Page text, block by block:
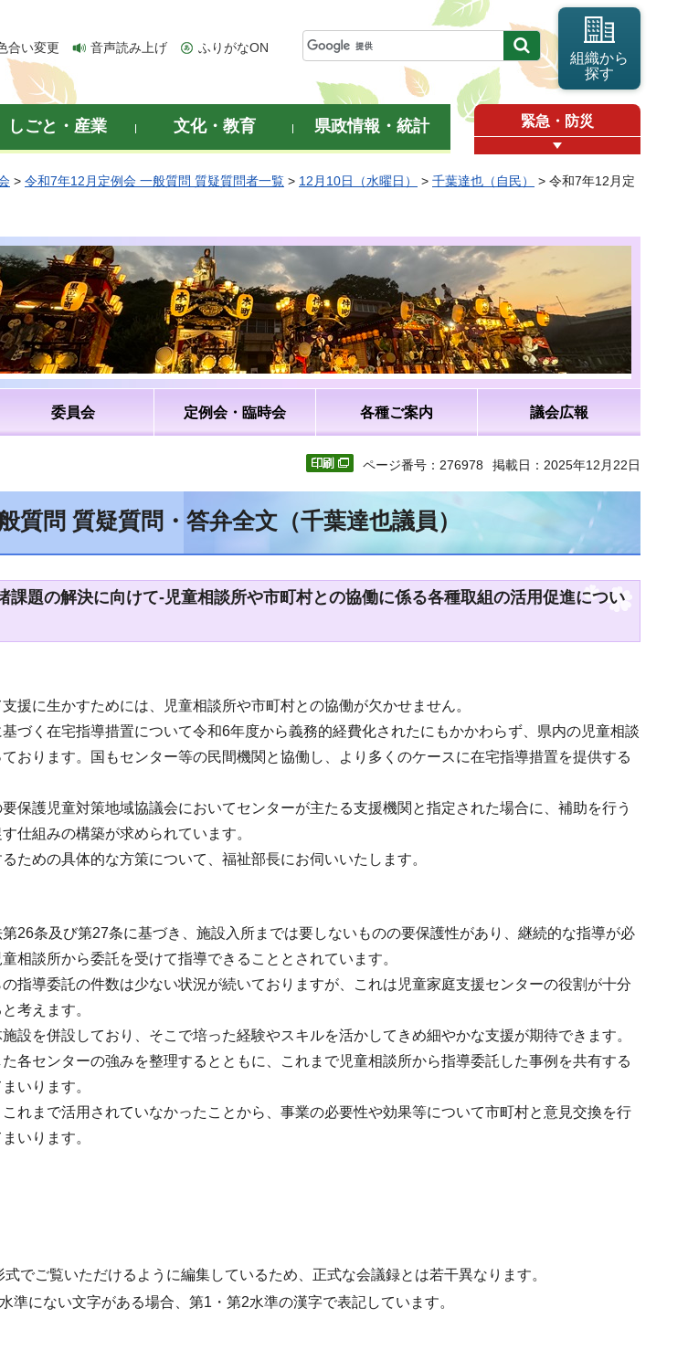
合い変更 音声読み上げ ふりがなON
組織から
探す
しごと・産業 文化・教育 県政情報・統計 緊急・防災
> 令和7年12月定例会 一般質問 質疑質問者一覧 > 12月10日（水曜日） > 千葉達也（自民）
> 令和7年12月定
委員会 定例会・臨時会 各種ご案内 議会広報
ページ番号：276978 掲載日：2025年12月22日
質問 質疑質問・答弁全文（千葉達也議員）
課題の解決に向けて-児童相談所や市町村との協働に係る各種取組の活用促進につい
援に生かすためには、児童相談所や市町村との協働が欠かせません。
づく在宅指導措置について令和6年度から義務的経費化されたにもかかわらず、県内の児童相談
おります。国もセンター等の民間機関と協働し、より多くのケースに在宅指導措置を提供する
保護児童対策地域協議会においてセンターが主たる支援機関と指定された場合に、補助を行う
仕組みの構築が求められています。
ための具体的な方策について、福祉部長にお伺いいたします。
26条及び第27条に基づき、施設入所までは要しないものの要保護性があり、継続的な指導が必
相談所から委託を受けて指導できることとされています。
指導委託の件数は少ない状況が続いておりますが、これは児童家庭支援センターの役割が十分
考えます。
設を併設しており、そこで培った経験やスキルを活かしてきめ細やかな支援が期待できます。
各センターの強みを整理するとともに、これまで児童相談所から指導委託した事例を共有する
いります。
れまで活用されていなかったことから、事業の必要性や効果等について市町村と意見交換を行
いります。
式でご覧いただけるように編集しているため、正式な会議録とは若干異なります。
準にない文字がある場合、第1・第2水準の漢字で表記しています。